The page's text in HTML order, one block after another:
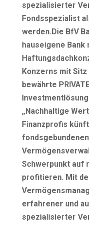
spezialisierter
Fondsspezialist
werden.Die BfV
hauseigene Bank
Konzerns mit
bewährte
„Nachhaltige
Finanzprofis
fondsgebundenen
Schwerpunkt auf
profitieren. Mit
erfahrener und
spezialisierter